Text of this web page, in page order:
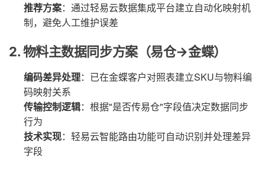
推荐方案：通过轻易云数据集成平台建立自动化映射机
制，避免人工维护误差
2. 物料主数据同步方案（易仓→金蝶）
编码差异处理：已在金蝶客户对照表建立SKU与物料编
码映射关系
传输控制逻辑：根据"是否传易仓"字段值决定数据同步
行为
技术实现：轻易云智能路由功能可自动识别并处理差异
字段